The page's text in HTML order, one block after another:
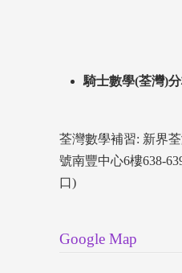
騎士數學(荃灣)
荃灣數學補習: 新界
號南豐中心6樓638-
口)
Google Map